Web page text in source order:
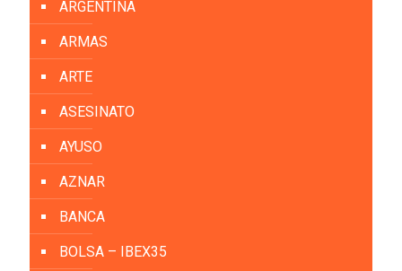
ARGENTINA
ARMAS
ARTE
ASESINATO
AYUSO
AZNAR
BANCA
BOLSA – IBEX35